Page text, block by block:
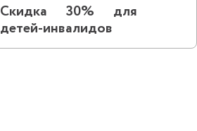
Скидка 30% для
детей-инвалидов